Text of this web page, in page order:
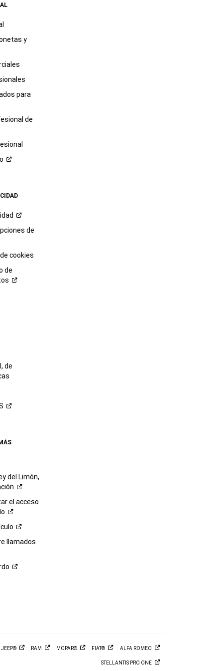
y
para
de
de
cookies
de
de
del Limón,
el acceso
llamados
JEEP® RAM MOPAR® FIAT® ALFA ROMEO
STELLANTIS PRO ONE